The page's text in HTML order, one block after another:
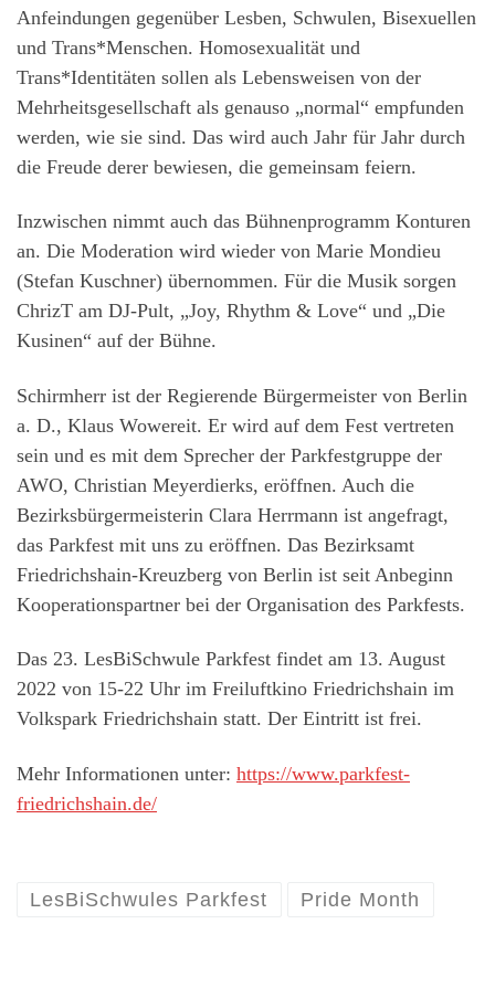
Anfeindungen gegenüber Lesben, Schwulen, Bisexuellen
und Trans*Menschen. Homosexualität und
Trans*Identitäten sollen als Lebensweisen von der
Mehrheitsgesellschaft als genauso „normal“ empfunden
werden, wie sie sind. Das wird auch Jahr für Jahr durch
die Freude derer bewiesen, die gemeinsam feiern.
Inzwischen nimmt auch das Bühnenprogramm Konturen
an. Die Moderation wird wieder von Marie Mondieu
(Stefan Kuschner) übernommen. Für die Musik sorgen
ChrizT am DJ-Pult, „Joy, Rhythm & Love“ und „Die
Kusinen“ auf der Bühne.
Schirmherr ist der Regierende Bürgermeister von Berlin
a. D., Klaus Wowereit. Er wird auf dem Fest vertreten
sein und es mit dem Sprecher der Parkfestgruppe der
AWO, Christian Meyerdierks, eröffnen. Auch die
Bezirksbürgermeisterin Clara Herrmann ist angefragt,
das Parkfest mit uns zu eröffnen. Das Bezirksamt
Friedrichshain-Kreuzberg von Berlin ist seit Anbeginn
Kooperationspartner bei der Organisation des Parkfests.
Das 23. LesBiSchwule Parkfest findet am 13. August
2022 von 15-22 Uhr im Freiluftkino Friedrichshain im
Volkspark Friedrichshain statt. Der Eintritt ist frei.
Mehr Informationen unter: https://www.parkfest-
friedrichshain.de/
LesBiSchwules Parkfest Pride Month